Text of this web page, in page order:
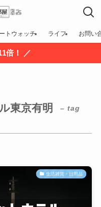
トウォッチ ライフ お問い
倍！ ／
東京有明
– tag
生活雑貨・日用品